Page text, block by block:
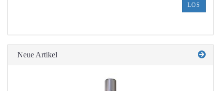
EIN.
LOS
Neue Artikel